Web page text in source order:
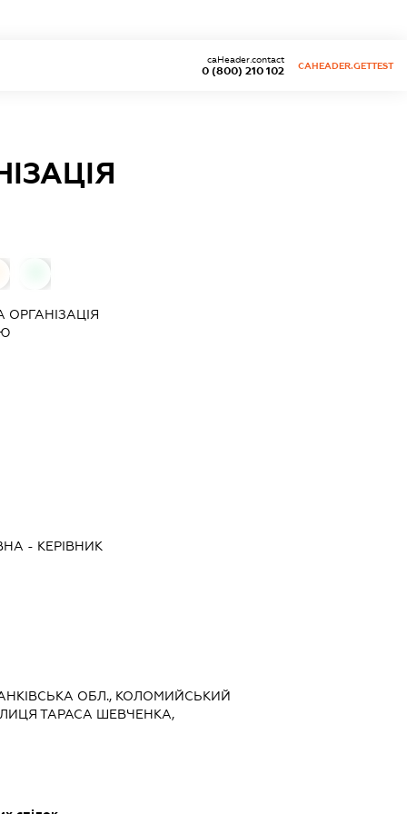
0 (800) 210 102
caHeader.contact
CAHEADER.GETTEST
- КЕРІВНИК
ОБЛ., КОЛОМИЙСЬКИЙ
ТАРАСА ШЕВЧЕНКА,